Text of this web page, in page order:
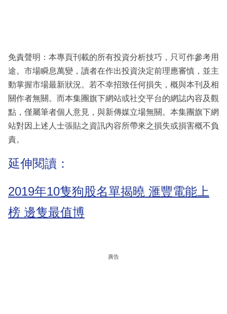
免責聲明：本專頁刊載的所有投資分析技巧，只可作參考用
途。市場瞬息萬變，讀者在作出投資決定前理應審慎，並主
動掌握市場最新狀況。若不幸招致任何損失，概與本刊及相
關作者無關。而本集團旗下網站或社交平台的網誌內容及觀
點，僅屬筆者個人意見，與新傳媒立場無關。本集團旗下網
站對因上述人士張貼之資訊內容所帶來之損失或損害概不負
責。
延伸閱讀：
2019年10隻狗股名單揭曉 滙豐電能上
榜 邊隻最值博
廣告